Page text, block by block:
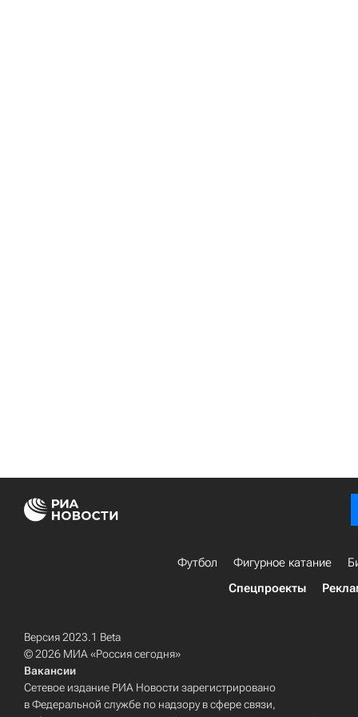
Футбол Фигурное катание
Спецпроекты
Версия 2023.1 Beta
© 2026 МИА «Россия сегодня»
Вакансии
Сетевое издание РИА Новости зарегистрировано
в Федеральной службе по надзору в сфере связи,